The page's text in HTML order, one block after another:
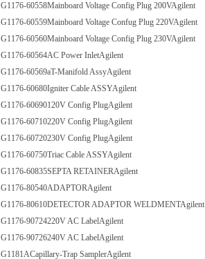
G1176-60558Mainboard Voltage Config Plug 200VAgilent
G1176-60559Mainboard Voltage Confug Plug 220VAgilent
G1176-60560Mainboard Voltage Config Plug 230VAgilent
G1176-60564AC Power InletAgilent
G1176-60569aT-Manifold AssyAgilent
G1176-60680Igniter Cable ASSYAgilent
G1176-60690120V Config PlugAgilent
G1176-60710220V Config PlugAgilent
G1176-60720230V Config PlugAgilent
G1176-60750Triac Cable ASSYAgilent
G1176-60835SEPTA RETAINERAgilent
G1176-80540ADAPTORAgilent
G1176-80610DETECTOR ADAPTOR WELDMENTAgilent
G1176-90724220V AC LabelAgilent
G1176-90726240V AC LabelAgilent
G1181ACapillary-Trap SamplerAgilent